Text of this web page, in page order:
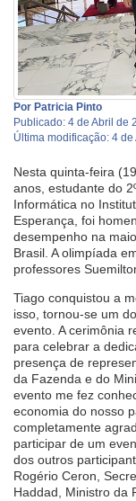
Por Patricia Pinto
Publicado: 4 de Abril de
Última modificação: 4
Nesta quinta-feira
anos, estudante do
Informática no
Esperança, foi
desempenho na
Brasil. A olimpíada
professores
Tiago conquistou a
isso, tornou-se um
evento. A cerimônia
para celebrar a
presença de
da Fazenda e do
evento me fez
economia do nosso
completamente
participar de um
dos outros
Rogério Ceron,
Haddad, Ministro da